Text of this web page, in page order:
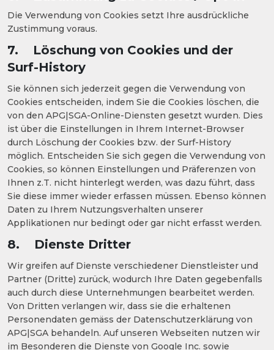
Die Verwendung von Cookies setzt Ihre ausdrückliche
Zustimmung voraus.
7. Löschung von Cookies und der
Surf-History
Sie können sich jederzeit gegen die Verwendung von
Cookies entscheiden, indem Sie die Cookies löschen, die
von den APG|SGA-Online-Diensten gesetzt wurden. Dies
ist über die Einstellungen in Ihrem Internet-Browser
durch Löschung der Cookies bzw. der Surf-History
möglich. Entscheiden Sie sich gegen die Verwendung von
Cookies, so können Einstellungen und Präferenzen von
Ihnen z.T. nicht hinterlegt werden, was dazu führt, dass
Sie diese immer wieder erfassen müssen. Ebenso können
Daten zu Ihrem Nutzungsverhalten unserer
Applikationen nur bedingt oder gar nicht erfasst werden.
8. Dienste Dritter
Wir greifen auf Dienste verschiedener Dienstleister und
Partner (Dritte) zurück, wodurch Ihre Daten gegebenfalls
auch durch diese Unternehmungen bearbeitet werden.
Von Dritten verlangen wir, dass sie die erhaltenen
Personendaten gemäss der Datenschutzerklärung von
APG|SGA behandeln. Auf unseren Webseiten nutzen wir
im Besonderen die Dienste von Google Inc. sowie